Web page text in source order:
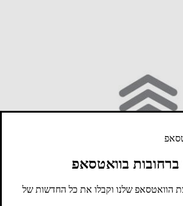
הכתבות
בוואטסאפ
הוואטסאפ שלנו וקבלו את כל החדשות של